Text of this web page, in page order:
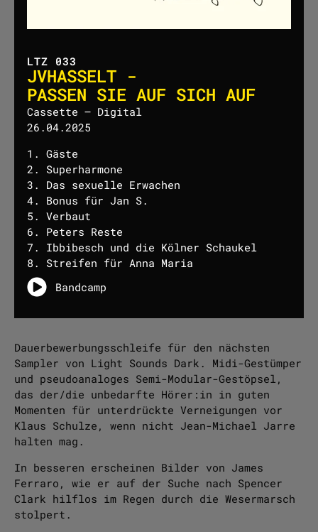
LTZ 033
JVHASSELT -
PASSEN SIE AUF SICH AUF
Cassette – Digital
26.04.2025
1. Gäste
2. Superharmone
3. Das sexuelle Erwachen
4. Bonus für Jan S.
5. Verbaut
6. Peters Reste
7. Ibbibesch und die Kölner Schaukel
8. Streifen für Anna Maria
Bandcamp
Dauerbewerbungsschleife für den nächsten
Sampler von Light Sounds Dark. Midi-Gestümper
und pseudoanaloges Semi-Modular-Gestöpsel,
das der/die unbedarfte Hörer:in in guten
Momenten für unterdrückte Verneigungen vor
Klaus Schulze, wenn nicht Jean-Michael Jarre
halten mag.
In besseren erscheinen Bilder von James
Ferraro, wie er auf der Suche nach Spencer
Clark hilflos im Regen durch die Wesermarsch
stolpert.